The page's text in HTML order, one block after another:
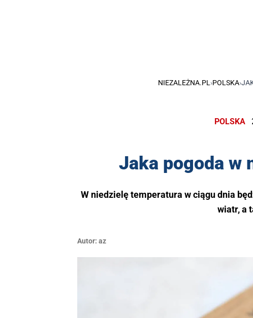
NIEZALEŻNA.PL ›POLSKA›
POLSKA
Jaka pogoda w
W niedzielę temperatura w ciągu dnia
wiatr, a
Autor: az